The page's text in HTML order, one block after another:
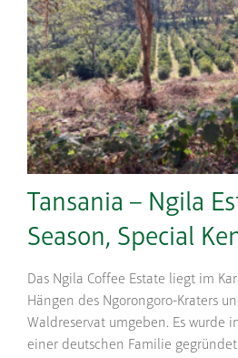
Tansania – Ngila
Season, Special
Das Ngila Coffee Estate liegt im
Hängen des Ngorongoro-Kraters
Waldreservat umgeben. Es wurde
einer deutschen Familie